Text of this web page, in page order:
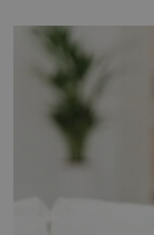
hřebeny, projet
poznáváním
termálním